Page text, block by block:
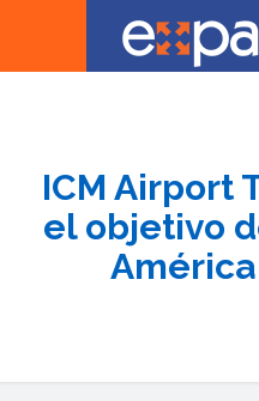
ICM Airport
el objetivo